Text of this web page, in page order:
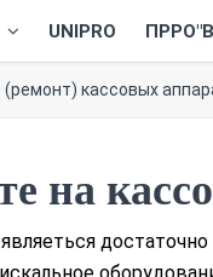
UNIPRO
кассовых
на